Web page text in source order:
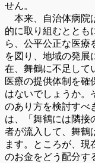
せん。
本来、自治体病院
的に取り組むととも
ら、公平公正な医療
を図り、地域の発展
在、舞鶴に不足して
医療の提供体制を確
はないでしょうか。
のあり方を検討すべ
は、「舞鶴には隣接
者が流入して、舞鶴
ます。ところが、現
のお金をどう配分す